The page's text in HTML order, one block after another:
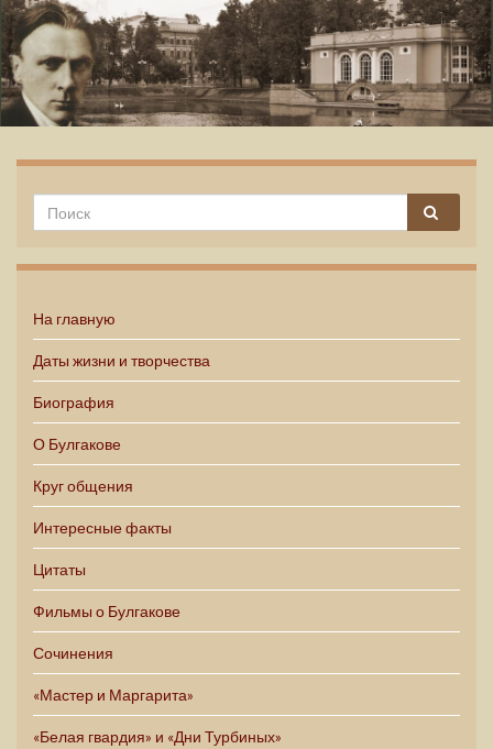
На главную
Даты жизни и творчества
Биография
О Булгакове
Круг общения
Интересные факты
Цитаты
Фильмы о Булгакове
Сочинения
«Мастер и Маргарита»
«Белая гвардия» и «Дни Турбиных»